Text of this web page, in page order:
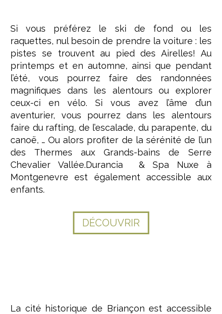
Si vous préférez le ski de fond ou les
raquettes, nul besoin de prendre la voiture : les
pistes se trouvent au pied des Airelles! Au
printemps et en automne, ainsi que pendant
l’été, vous pourrez faire des randonnées
magnifiques dans les alentours ou explorer
ceux-ci en vélo. Si vous avez l’âme d’un
aventurier, vous pourrez dans les alentours
faire du rafting, de l’escalade, du parapente, du
canoë, … Ou alors profiter de la sérénité de l’un
des Thermes aux Grands-bains de Serre
Chevalier Vallée.Durancia & Spa Nuxe à
Montgenevre est également accessible aux
enfants.
DÉCOUVRIR
La cité historique de Briançon est accessible